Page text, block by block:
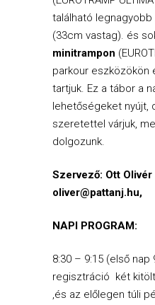
található legnagyobb
(33cm vastag). és
minitrampon
parkour eszközökön
tartjuk. Ez a tábor a
lehetőségeket nyújt,
szeretettel várjuk,
dolgozunk.
Szervező: Ott
oliver@pattanj.hu,
NAPI PROGRAM:
8:30 – 9:15 (első nap
regisztráció két
,és az előlegen túli